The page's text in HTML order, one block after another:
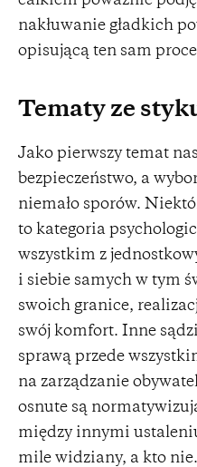
nakłuwanie gładkich
opisującą ten sam
Tematy ze
Jako pierwszy temat
bezpieczeństwo, a
niemało sporów.
to kategoria
wszystkim z
i siebie samych w tym
swoich granice,
swój komfort. Inne
sprawą przede
na zarządzanie
osnute są
między innymi
mile widziany, a kto